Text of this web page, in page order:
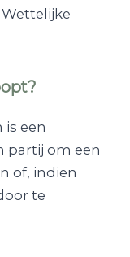
een
partij om een
of, indien
te